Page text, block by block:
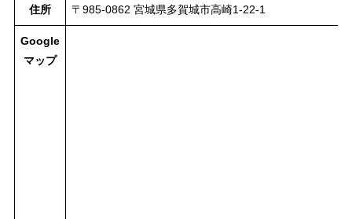
住所 〒985-0862 宮城県多賀城市高崎1-22-1
Google
マップ